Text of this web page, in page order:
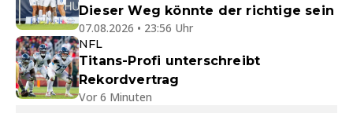
Dieser Weg könnte der richtige sein
07.08.2026 • 23:56 Uhr
NFL
Titans-Profi unterschreibt
Rekordvertrag
Vor 6 Minuten